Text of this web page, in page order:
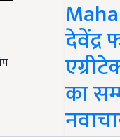
देवेंद्र
का